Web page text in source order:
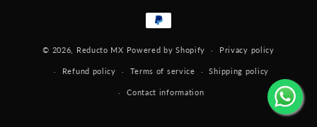
Payment
© 2026, Reducto MX Powered by Shopify Privacy policy
Refund policy Terms of service Shipping policy
Contact information